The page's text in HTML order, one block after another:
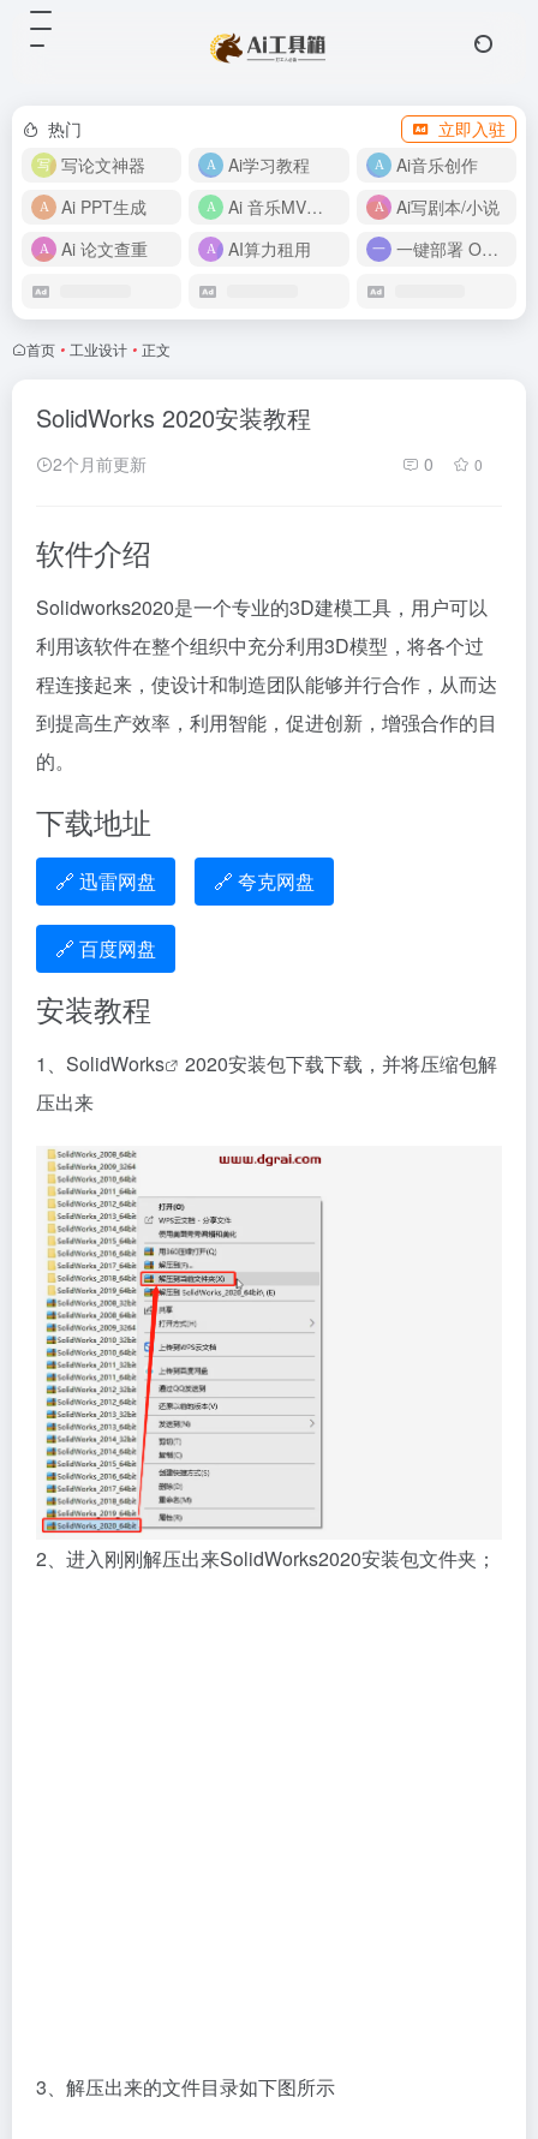
热门
立即入驻
写论文神器
Ai学习教程
Ai音乐创作
Ai PPT生成
Ai 音乐MV制作
Ai写剧本/小说
Ai 论文查重
AI算力租用 一键部署 OpenClaw
首页 • 工业设计 • 正文
SolidWorks 2020安装教程
2个月前更新 0 0
软件介绍
Solidworks2020是一个专业的3D建模工具，用户可以
利用该软件在整个组织中充分利用3D模型，将各个过
程连接起来，使设计和制造团队能够并行合作，从而达
到提高生产效率，利用智能，促进创新，增强合作的目
的。
下载地址
🔗 迅雷网盘 🔗 夸克网盘
🔗 百度网盘
安装教程
1、 SolidWorks
2020安装包下载下载，并将压缩包解
压出来
2、进入刚刚解压出来SolidWorks2020安装包文件夹；
3、解压出来的文件目录如下图所示